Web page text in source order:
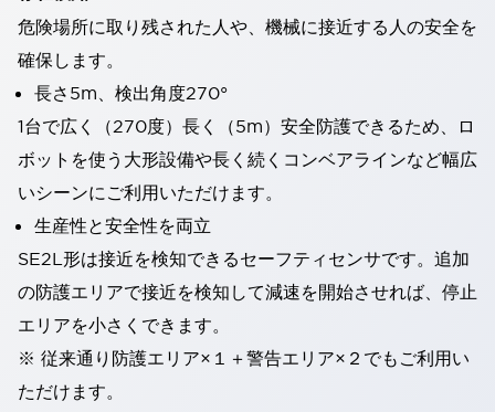
危険場所に取り残された人や、機械に接近する人の安全を
確保します。
長さ5m、検出角度270°
1台で広く（270度）長く（5m）安全防護できるため、ロ
ボットを使う大形設備や長く続くコンベアラインなど幅広
いシーンにご利用いただけます。
生産性と安全性を両立
SE2L形は接近を検知できるセーフティセンサです。追加
の防護エリアで接近を検知して減速を開始させれば、停止
エリアを小さくできます。
※ 従来通り防護エリア×１＋警告エリア×２でもご利用い
ただけます。